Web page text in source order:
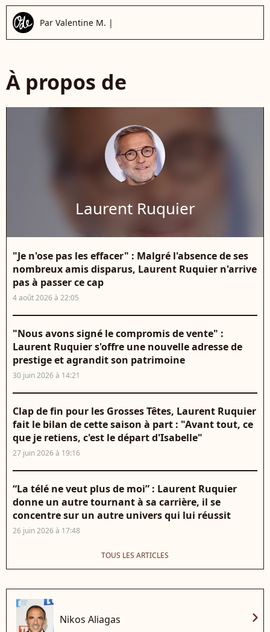
Par Valentine M. |
À propos de
Laurent Ruquier
"Je n'ose pas les effacer" : Malgré l'absence de ses
nombreux amis disparus, Laurent Ruquier n'arrive
pas à passer ce cap
4 août 2026 à 22:05
"Nous avons signé le compromis de vente" :
Laurent Ruquier s'offre une nouvelle adresse de
prestige et agrandit son patrimoine
30 juin 2026 à 14:21
Clap de fin pour les Grosses Têtes, Laurent Ruquier
fait le bilan de cette saison à part : "Avant tout, ce
que je retiens, c'est le départ d'Isabelle"
27 juin 2026 à 19:16
“La télé ne veut plus de moi” : Laurent Ruquier
donne un autre tournant à sa carrière, il se
concentre sur un autre univers qui lui réussit
26 juin 2026 à 17:48
TOUS LES ARTICLES
Nikos Aliagas chevron_right